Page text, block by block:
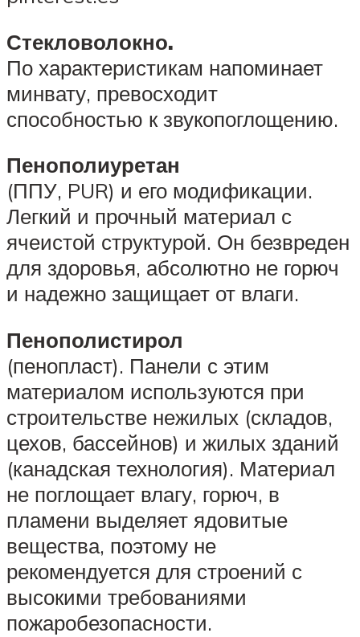
Стекловолокно.
По характеристикам напоминает
минвату, превосходит
способностью к звукопоглощению.
Пенополиуретан
(ППУ, PUR) и его модификации.
Легкий и прочный материал с
ячеистой структурой. Он безвреден
для здоровья, абсолютно не горюч
и надежно защищает от влаги.
Пенополистирол
(пенопласт). Панели с этим
материалом используются при
строительстве нежилых (складов,
цехов, бассейнов) и жилых зданий
(канадская технология). Материал
не поглощает влагу, горюч, в
пламени выделяет ядовитые
вещества, поэтому не
рекомендуется для строений с
высокими требованиями
пожаробезопасности.